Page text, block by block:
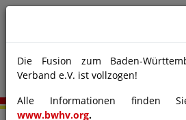
Die Fusion zum Baden-
Verband e.V. ist vollzogen!
Alle Informationen finden
www.bwhv.org.